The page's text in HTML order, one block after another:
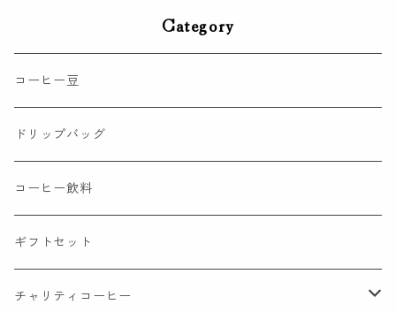
Category
コーヒー豆
ドリップバッグ
コーヒー飲料
ギフトセット
チャリティコーヒー